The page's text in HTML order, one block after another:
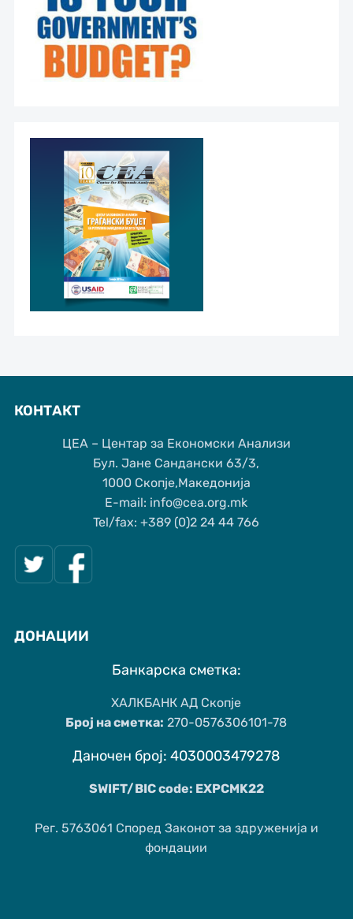
КОНТАКТ
ЦЕА – Центар за Економски Анализи
Бул. Јане Сандански 63/3,
1000 Скопје,Македонија
Е-mail: info@cea.org.mk
Tel/fax: +389 (0)2 24 44 766
ДОНАЦИИ
Банкарска сметка:
ХАЛКБАНК АД Скопје
Број на сметка: 270-0576306101-78
Даночен број: 4030003479278
SWIFT/BIC code: EXPCMK22
Рег. 5763061 Според Законот за здруженија и
фондации